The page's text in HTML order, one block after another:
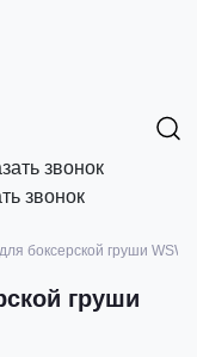
звонок
боксерской груши WSW-
груши